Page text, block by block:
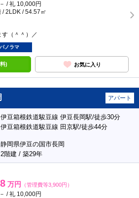
/ 礼 10,000円
/ 2LDK / 54.57㎡
す（＾＾）／
パノラマ
) お気に入り
アパート
伊豆箱根鉄道駿豆線 伊豆長岡駅/徒歩30分
伊豆箱根鉄道駿豆線 田京駅/徒歩44分
静岡県伊豆の国市長岡
2階建 / 築29年
万円 （管理費等3,900円）
/ 礼 10,000円